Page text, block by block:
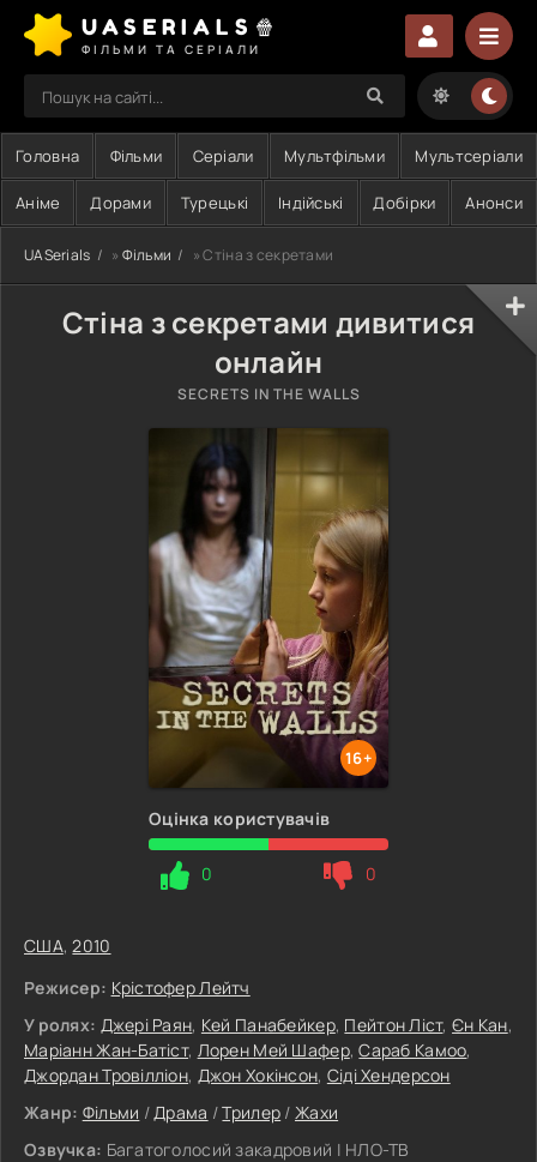
UASERIALS🍿
ФІЛЬМИ ТА СЕРІАЛИ
Головна Фільми Серіали Мультфільми Мультсеріали
Аніме Дорами Турецькі Індійські Добірки Анонси
UASerials » Фільми » Стіна з секретами
Стіна з секретами дивитися
онлайн
SECRETS IN THE WALLS
16+
Оцінка користувачів
0 0
США,2010
Режисер: Крістофер Лейтч
У ролях: Джері Раян, Кей Панабейкер, Пейтон Ліст,Єн Кан,
Маріанн Жан-Батіст, Лорен Мей Шафер,Сараб Камоо,
Джордан Тровілліон, Джон Хокінсон, Сіді Хендерсон
Жанр: Фільми /Драма /Трилер / Жахи
Озвучка: Багатоголосий закадровий | НЛО-ТВ